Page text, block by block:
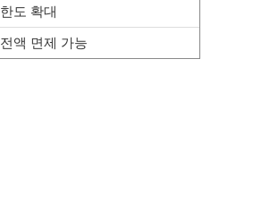
한도 확대
전액 면제 가능